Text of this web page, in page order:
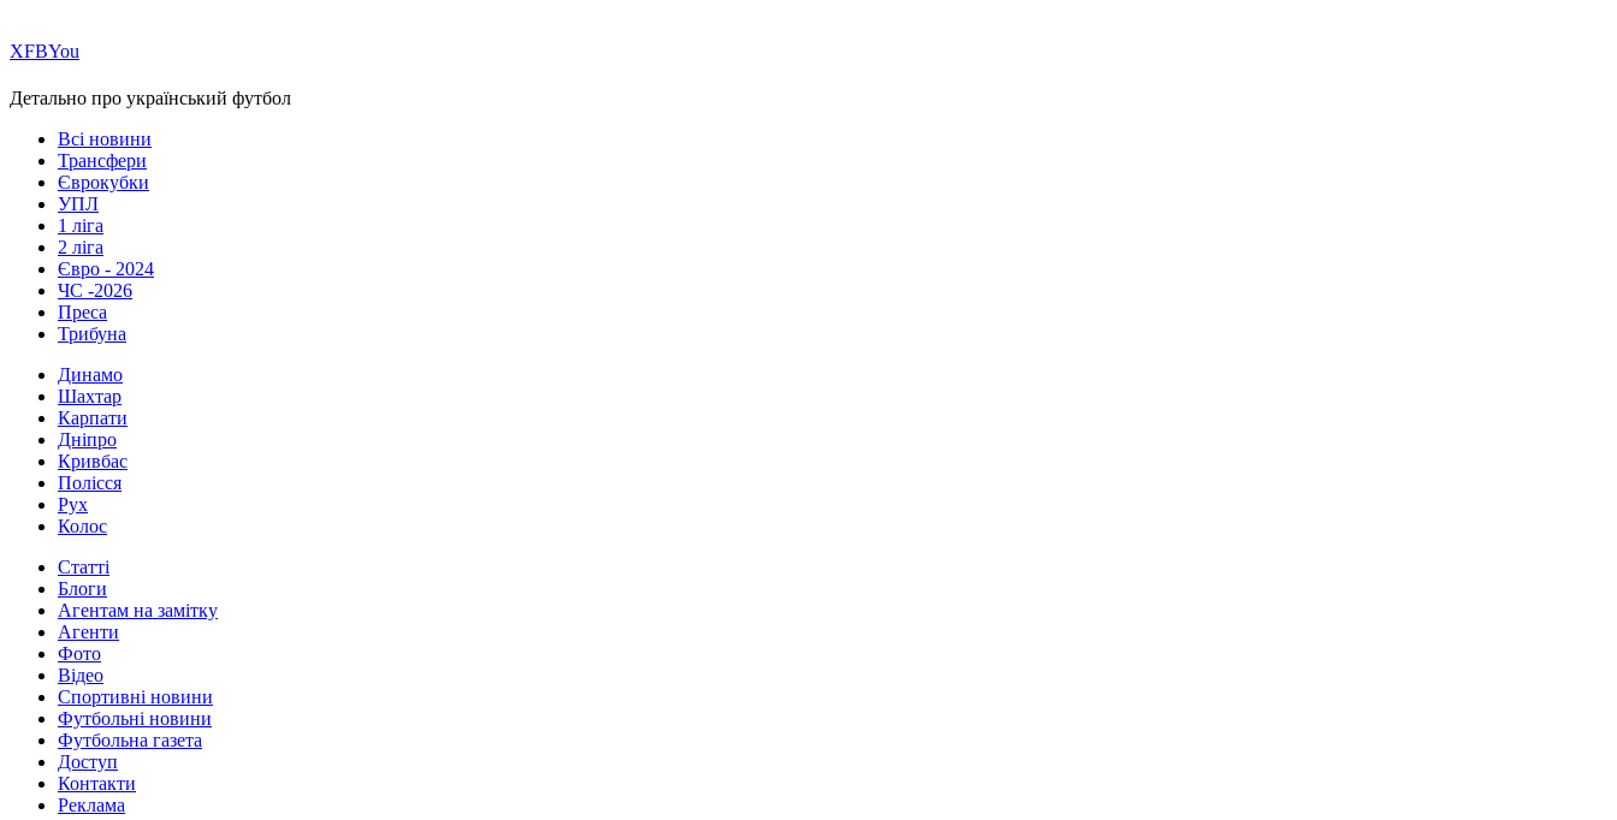
ХFBYou
Детально про український футбол
Всі новини
Трансфери
Єврокубки
УПЛ
1 ліга
2 ліга
Євро - 2024
ЧС -2026
Преса
Трибуна
Динамо
Шахтар
Карпати
Дніпро
Кривбас
Полісся
Рух
Колос
Статті
Блоги
Агентам на замітку
Агенти
Фото
Відео
Спортивні новини
Футбольні новини
Футбольна газета
Доступ
Контакти
Реклама